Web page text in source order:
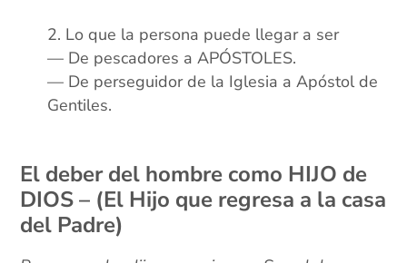
Lo que la persona puede llegar a ser
— De pescadores a APÓSTOLES.
— De perseguidor de la Iglesia a Apóstol de
Gentiles.
El deber del hombre como HIJO de
DIOS – (El Hijo que regresa a la casa
del Padre)